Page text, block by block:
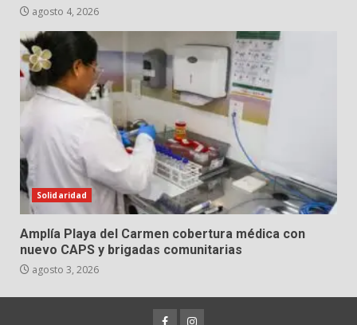
agosto 4, 2026
Solidaridad
Amplía Playa del Carmen cobertura médica con
nuevo CAPS y brigadas comunitarias
agosto 3, 2026
FacebookInstagram